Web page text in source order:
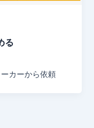
る
カーから依頼